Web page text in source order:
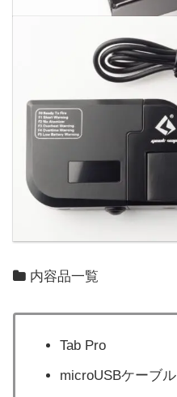
内容品一覧
Tab Pro
microUSBケーブル